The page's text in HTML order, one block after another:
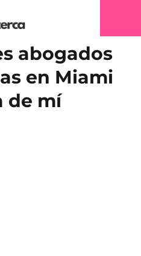
abogados
en Miami
de mí